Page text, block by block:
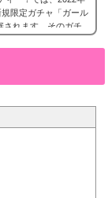
限定ガチャ「ガール
されます。そのガチ
いっしょ］の画像